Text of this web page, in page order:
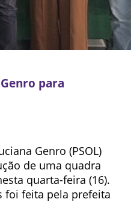
para
Genro (PSOL)
de uma quadra
quarta-feira (16).
foi feita pela prefeita